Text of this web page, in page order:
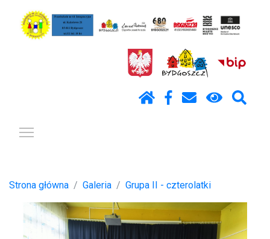
Strona główna Galeria Grupa II - czterolatki